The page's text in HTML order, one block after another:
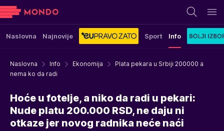
Naslovna Najnovije Sport Info
Naslovna Info Ekonomija
Plata pekara u Srbiji 200000 a
nema ko da radi
Hoće u fotelje, a niko da radi u pekari:
Nude platu 200.000 RSD, ne daju ni
otkaze jer novog radnika neće naći